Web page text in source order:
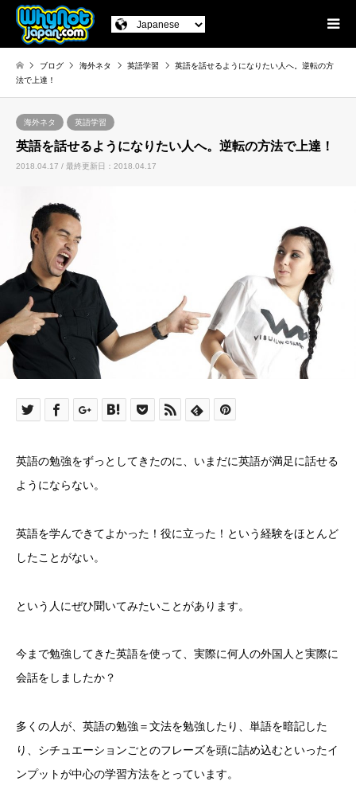
ブログ 海外ネタ 英語学習
英語を話せるようになりたい人へ。逆転の方
法で上達！
海外ネタ 英語学習
英語を話せるようになりたい人へ。逆転の方法で上達！
2018.04.17 / 最終更新日：2018.04.17
英語の勉強をずっとしてきたのに、いまだに英語が満足に話せる
ようにならない。
英語を学んできてよかった！役に立った！という経験をほとんど
したことがない。
という人にぜひ聞いてみたいことがあります。
今まで勉強してきた英語を使って、実際に何人の外国人と実際に
会話をしましたか？
多くの人が、英語の勉強＝文法を勉強したり、単語を暗記した
り、シチュエーションごとのフレーズを頭に詰め込むといったイ
ンプットが中心の学習方法をとっています。